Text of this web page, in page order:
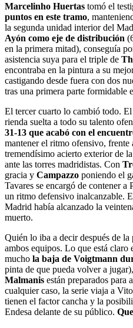
Marcelinho Huertas tomó el
puntos en este tramo,
la segunda unidad interior del
Ayón como eje de distribución
en la primera mitad), conseguía
asistencia suya para el triple de
encontraba en la pintura a su
castigando desde fuera con dos
tras una primera parte formidable
El tercer cuarto lo cambió todo.
rienda suelta a todo su talento
31-13 que acabó con el
mantener el ritmo ofensivo, frente
tremendísimo acierto exterior de
ante las torres madridistas. Con
gracia y Campazzo poniendo el
Tavares se encargó de contener
un ritmo defensivo inalcanzable.
Madrid había alcanzado la
muerto.
Quién lo iba a decir después de
ambos equipos. Lo que está claro
mucho la baja de Voigtmann
pinta de que pueda volver a
Malmanis están preparados para
cualquier caso, la serie viaja a
tienen el factor cancha y la
Endesa delante de su público.